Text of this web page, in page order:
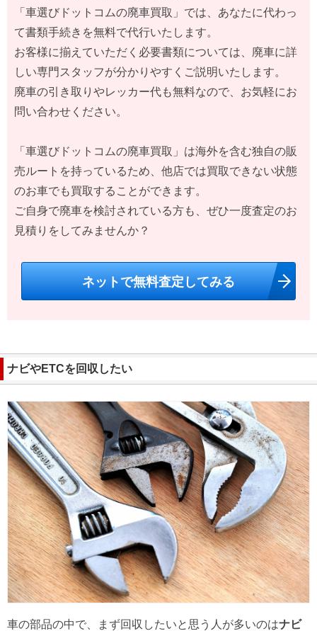
「車選びドットコムの廃車買取」では、あなたに代わっ
て書類手続きを無料で代行いたします。
お客様に揃えていただく必要書類については、廃車に詳
しい専門スタッフが分かりやすくご説明いたします。
廃車の引き取りやレッカー代も無料なので、お気軽にお
問い合わせください。
「車選びドットコムの廃車買取」は海外を含む独自の販
売ルートを持っているため、他店では買取できない状態
のお車でも買取することができます。
ご自身で廃車を検討されている方も、ぜひ一度査定のお
見積りをしてみませんか？
ネットで無料査定してみる
ナビやETCを回収したい
車の部品の中で、まず回収したいと思う人が多いのはナビ